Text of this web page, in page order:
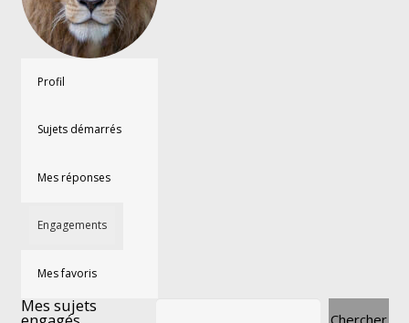
Profil
Sujets démarrés
Mes réponses
Engagements
Mes favoris
Mes sujets